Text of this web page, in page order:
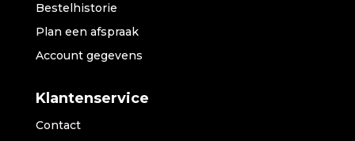
Bestelhistorie
Plan een afspraak
Account gegevens
Klantenservice
Contact